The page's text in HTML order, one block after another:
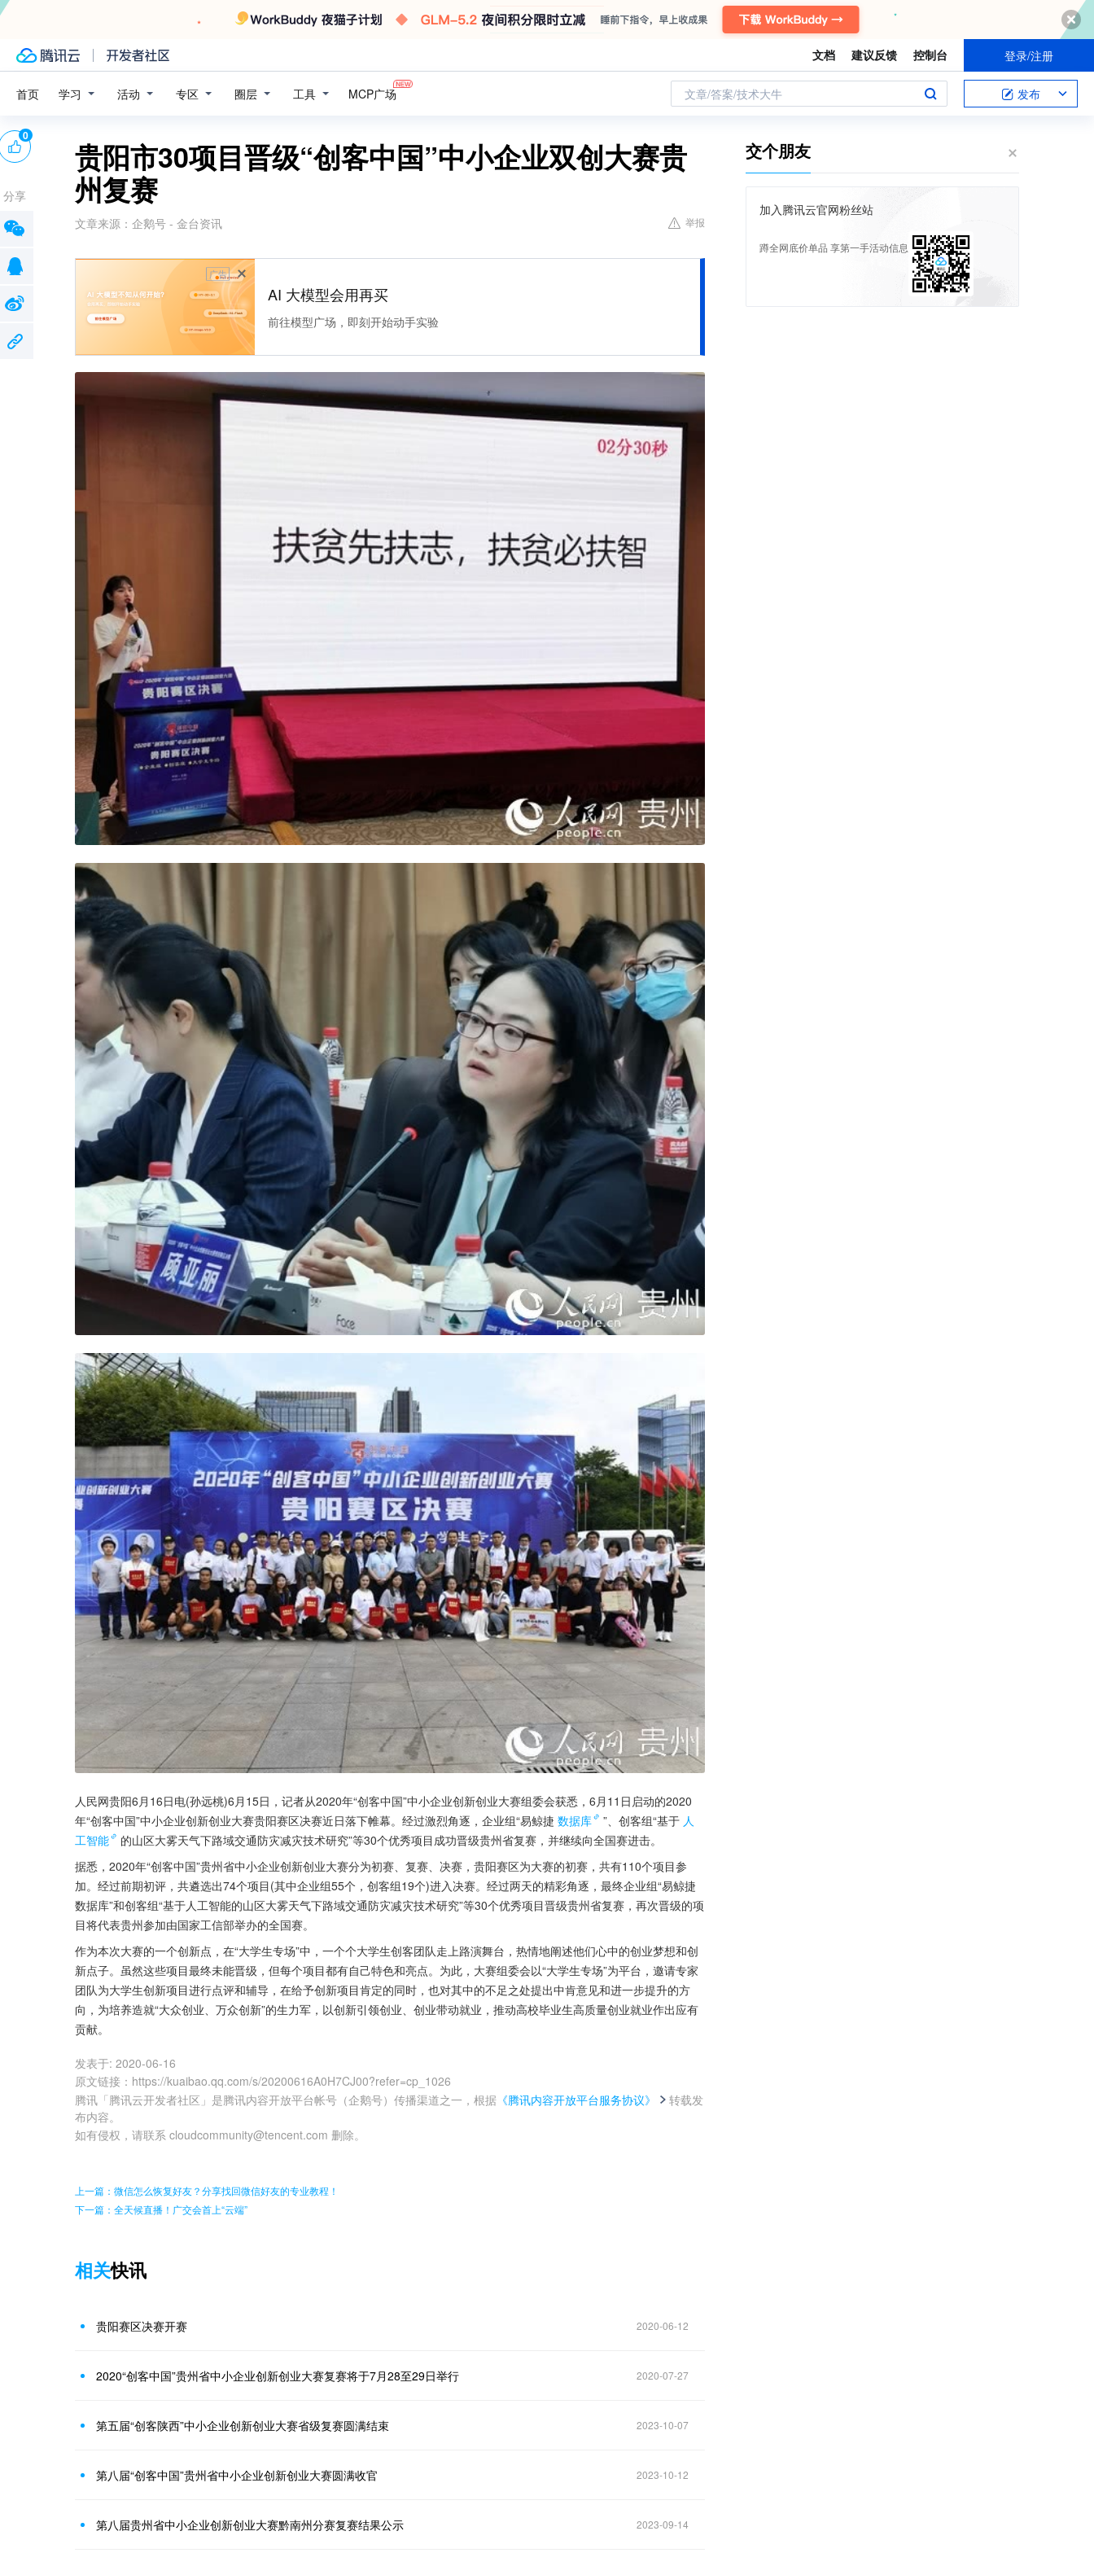
文档 建议反馈 控制台 登录/注册
首页 学习 活动 专区 圈层 工具 MCP广场 文章/答案/技术大牛 发布
贵阳市30项目晋级“创客中国”中小企业双创大赛贵
州复赛
文章来源： 企鹅号 - 金台资讯 举报
广告
AI 大模型会用再买
前往模型广场，即刻开始动手实验
人民网贵阳6月16日电(孙远桃)6月15日，记者从2020年“创客中国”中小企业创新创业大赛组委会获悉，6月11日启动的2020
年“创客中国”中小企业创新创业大赛贵阳赛区决赛近日落下帷幕。经过激烈角逐，企业组“易鲸捷 数据库 ”、创客组“基于 人
工智能
的山区大雾天气下路域交通防灾减灾技术研究”等30个优秀项目成功晋级贵州省复赛，并继续向全国赛进击。
据悉，2020年“创客中国”贵州省中小企业创新创业大赛分为初赛、复赛、决赛，贵阳赛区为大赛的初赛，共有110个项目参
加。经过前期初评，共遴选出74个项目(其中企业组55个，创客组19个)进入决赛。经过两天的精彩角逐，最终企业组“易鲸捷
数据库”和创客组“基于人工智能的山区大雾天气下路域交通防灾减灾技术研究”等30个优秀项目晋级贵州省复赛，再次晋级的项
目将代表贵州参加由国家工信部举办的全国赛。
作为本次大赛的一个创新点，在“大学生专场”中，一个个大学生创客团队走上路演舞台，热情地阐述他们心中的创业梦想和创
新点子。虽然这些项目最终未能晋级，但每个项目都有自己特色和亮点。为此，大赛组委会以“大学生专场”为平台，邀请专家
团队为大学生创新项目进行点评和辅导，在给予创新项目肯定的同时，也对其中的不足之处提出中肯意见和进一步提升的方
向，为培养造就“大众创业、万众创新”的生力军，以创新引领创业、创业带动就业，推动高校毕业生高质量创业就业作出应有
贡献。
发表于: 2020-06-16
原文链接 ： https://kuaibao.qq.com/s/20200616A0H7CJ00?refer=cp_1026
腾讯「腾讯云开发者社区」是腾讯内容开放平台帐号（企鹅号）传播渠道之一，根据 《腾讯内容开放平台服务协议》
转载发
布内容。
如有侵权，请联系 cloudcommunity@tencent.com 删除。
0
分享
上一篇：微信怎么恢复好友？分享找回微信好友的专业教程！
下一篇：全天候直播！广交会首上“云端”
相关快讯
贵阳赛区决赛开赛 2020-06-12
2020“创客中国”贵州省中小企业创新创业大赛复赛将于7月28至29日举行 2020-07-27
第五届“创客陕西”中小企业创新创业大赛省级复赛圆满结束 2023-10-07
第八届“创客中国”贵州省中小企业创新创业大赛圆满收官 2023-10-12
第八届贵州省中小企业创新创业大赛黔南州分赛复赛结果公示 2023-09-14
交个朋友
加入腾讯云官网粉丝站
蹲全网底价单品 享第一手活动信息